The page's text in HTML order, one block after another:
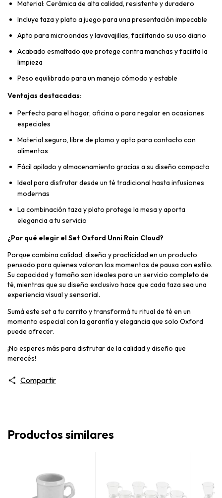
Material: Cerámica de alta calidad, resistente y duradero
Incluye taza y plato a juego para una presentación impecable
Apto para microondas y lavavajillas, facilitando su uso diario
Acabado esmaltado que protege contra manchas y facilita la
limpieza
Peso equilibrado para un manejo cómodo y estable
Ventajas destacadas:
Perfecto para el hogar, oficina o para regalar en ocasiones
especiales
Material seguro, libre de plomo y apto para contacto con
alimentos
Fácil apilado y almacenamiento gracias a su diseño compacto
Ideal para disfrutar desde un té tradicional hasta infusiones
modernas
La combinación taza y plato protege la mesa y aporta
elegancia a tu servicio
¿Por qué elegir el Set Oxford Unni Rain Cloud?
Porque combina calidad, diseño y practicidad en un producto
pensado para quienes valoran los momentos de pausa con estilo.
Su capacidad y tamaño son ideales para un servicio completo de
té, mientras que su diseño exclusivo hace que cada taza sea una
experiencia visual y sensorial.
Sumá este set a tu carrito y transformá tu ritual de té en un
momento especial con la garantía y elegancia que solo Oxford
puede ofrecer.
¡No esperes más para disfrutar de la calidad y diseño que
merecés!
Compartir
Productos similares